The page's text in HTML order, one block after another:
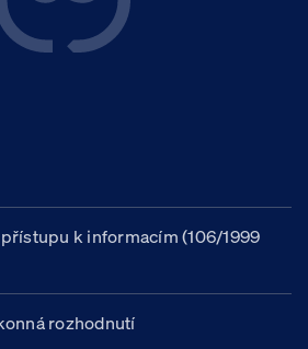
k informacím (106/1999
rozhodnutí